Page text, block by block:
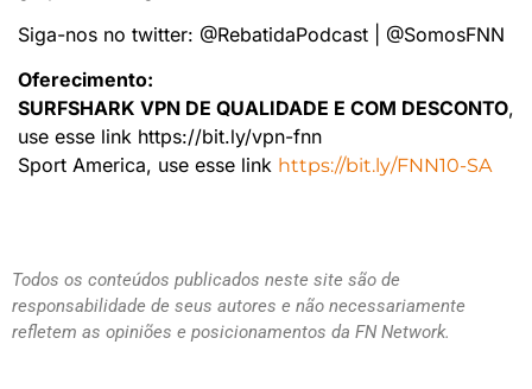
Siga-nos no twitter: @RebatidaPodcast | @SomosFNN
Oferecimento:
SURFSHARK VPN DE QUALIDADE E COM DESCONTO,
use esse link https://bit.ly/vpn-fnn
Sport America, use esse link https://bit.ly/FNN10-SA
Todos os conteúdos publicados neste site são de
responsabilidade de seus autores e não necessariamente
refletem as opiniões e posicionamentos da FN Network.